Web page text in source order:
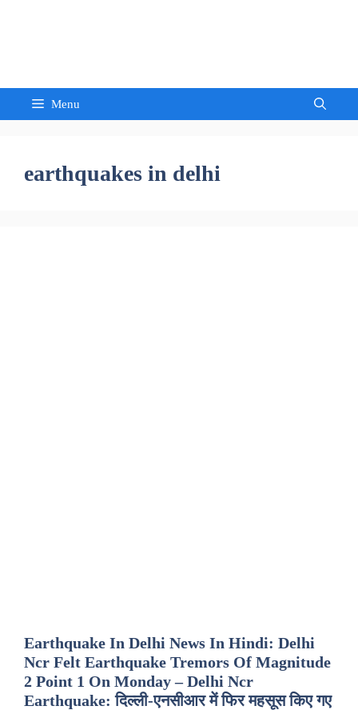
Menu
earthquakes in delhi
Earthquake In Delhi News In Hindi: Delhi
Ncr Felt Earthquake Tremors Of Magnitude
2 Point 1 On Monday – Delhi Ncr
Earthquake: दिल्ली-एनसीआर में फिर महसूस किए गए